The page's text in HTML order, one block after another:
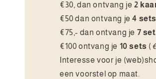
€30, dan ontvang je 2
€50 dan ontvang je4 sets
€75,- dan ontvang je 7
€100 ontvang je 10 sets (
Interesse voor je
een voorstel op maat.